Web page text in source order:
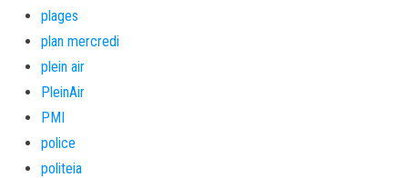
plages
plan mercredi
plein air
PleinAir
PMI
police
politeia